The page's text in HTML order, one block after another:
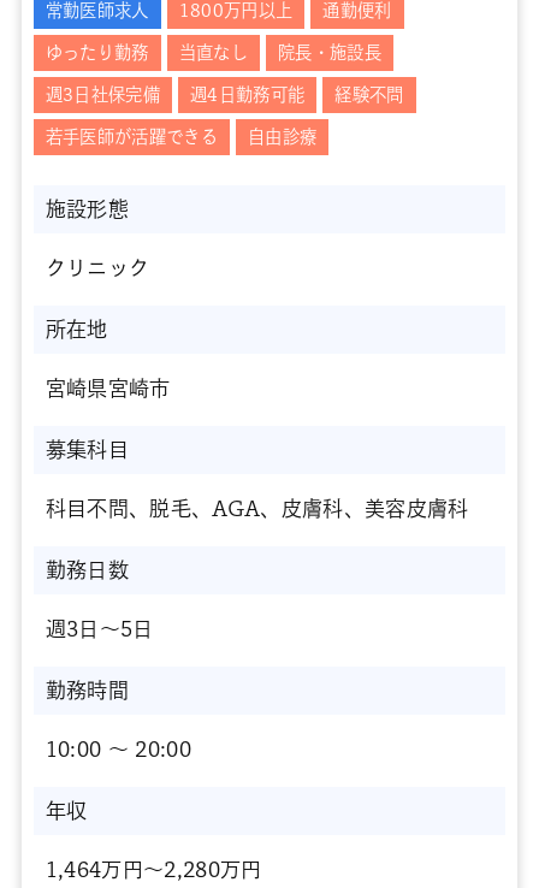
常勤医師求人 1800万円以上 通勤便利
ゆったり勤務 当直なし 院長・施設長
週3日社保完備 週4日勤務可能 経験不問
若手医師が活躍できる 自由診療
施設形態
クリニック
所在地
宮崎県宮崎市
募集科目
科目不問、脱毛、AGA、皮膚科、美容皮膚科
勤務日数
週3日～5日
勤務時間
10:00 〜 20:00
年収
1,464万円～2,280万円